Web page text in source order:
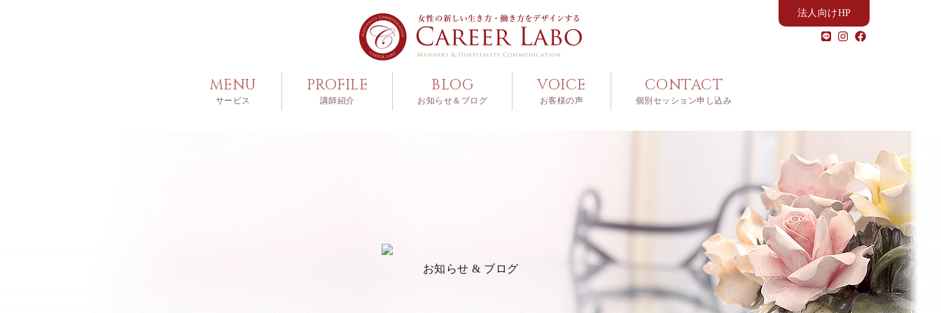
法人向けHP
MENU
サービス
PROFILE
講師紹介
BLOG
お知らせ＆ブログ
VOICE
お客様の声
CONTACT
個別セッション申し込み
お知らせ & ブログ